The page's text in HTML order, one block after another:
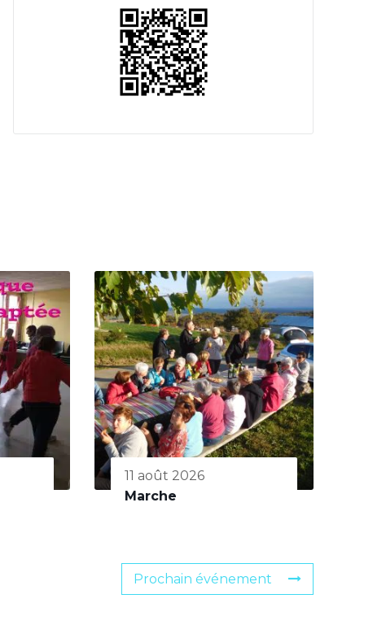
11 août 2026
Marche
Prochain événement